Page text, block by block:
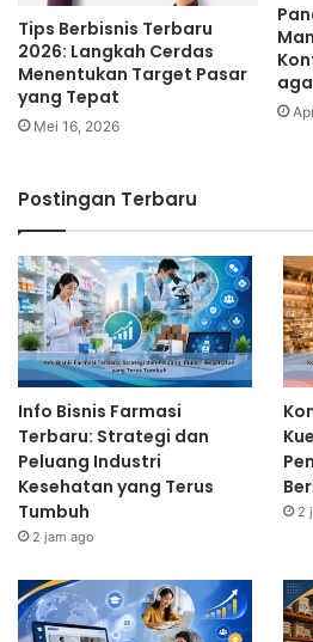
Tips Berbisnis Terbaru
2026: Langkah Cerdas
Menentukan Target Pasar
yang Tepat
Mei 16, 2026
Postingan Terbaru
Info Bisnis Farmasi
Terbaru: Strategi dan
Peluang Industri
Kesehatan yang Terus
Tumbuh
2 jam ago
2